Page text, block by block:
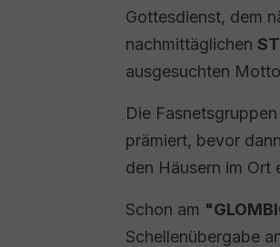
Gottesdienst, dem
nachmittäglichen
ausgesuchten
Die
prämiert, bevor
den Häusern im Ort
Schon am
Schellenübergabe